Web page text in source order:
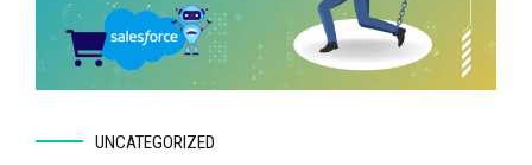
UNCATEGORIZED